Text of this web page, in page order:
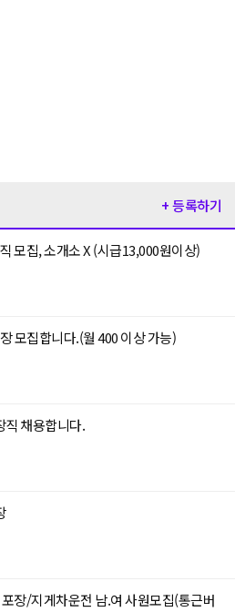
+ 등록하기
모집, 소개소 X (시급13,000원이상)
모집합니다.(월 400 이상 가능)
직 채용합니다.